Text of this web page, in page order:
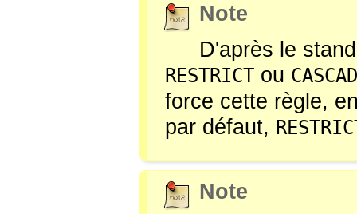
Note
D'après le
RESTRICTou
force cette règle,
par défaut,
Note